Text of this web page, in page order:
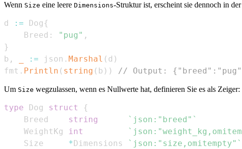
Wenn Size eine leere Dimensions-Struktur ist, erscheint sie dennoch in
d := Dog {
    Breed
: "pug" ,
}
b , := json . Marshal ( d )
fmt . Println ( string ( b ) ) // Output:
Um Size wegzulassen, wenn es Nullwerte hat, definieren Sie es als Zeiger:
type Dog struct
{
    Breed
string
`json:"breed"`
    WeightKg
int
    Size
* Dimensions
`json:"size,omitempty"`